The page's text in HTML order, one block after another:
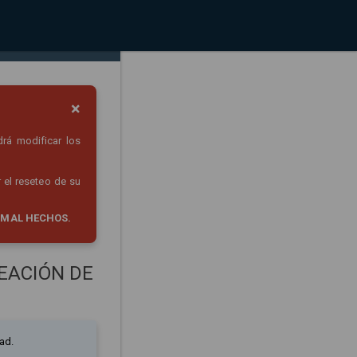
×
modificar los
el reseteo de su
HECHOS.
DE